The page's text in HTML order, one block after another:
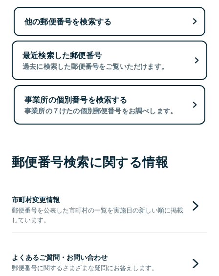
他の郵便番号を検索する
最近検索した郵便番号
過去に検索した郵便番号をご覧いただけます。
事業所の個別番号を検索する
事業所の７けたの個別郵便番号をお調べします。
郵便番号検索に関する情報
市町村変更情報
郵便番号を公表した市町村の一覧を実施日の新しい順に掲載
しています。
よくあるご質問・お問い合わせ
郵便番号に関するさまざまな疑問にお答えします。